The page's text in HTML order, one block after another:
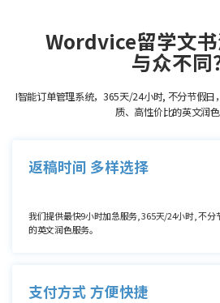
Wordvice留学文书
与众不同
I智能订单管理系统，365天/24小时, 不分节假
质、高性价比的英文润色
返稿时间 多样选择
我们提供最快9小时加急服务, 365天/24小时, 不
的英文润色服务。
支付方式 方便快捷